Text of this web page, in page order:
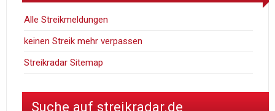
Alle Streikmeldungen
keinen Streik mehr verpassen
Streikradar Sitemap
Suche auf streikradar.de